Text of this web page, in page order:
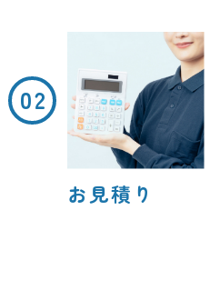
お見積り